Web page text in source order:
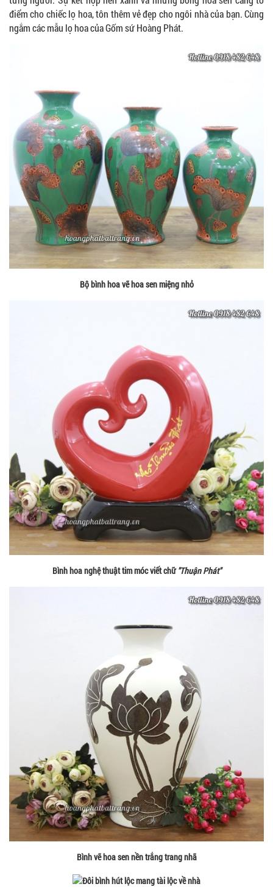
điểm cho chiếc lọ hoa, tôn thêm vẻ đẹp cho ngôi nhà của bạn. Cùng
ngắm các mẫu lọ hoa của Gốm sứ Hoàng Phát.
Bộ bình hoa vẽ hoa sen miệng nhỏ
Bình hoa nghệ thuật tim móc viết chữ"Thuận Phát"
Bình vẽ hoa sen nền trắng trang nhã